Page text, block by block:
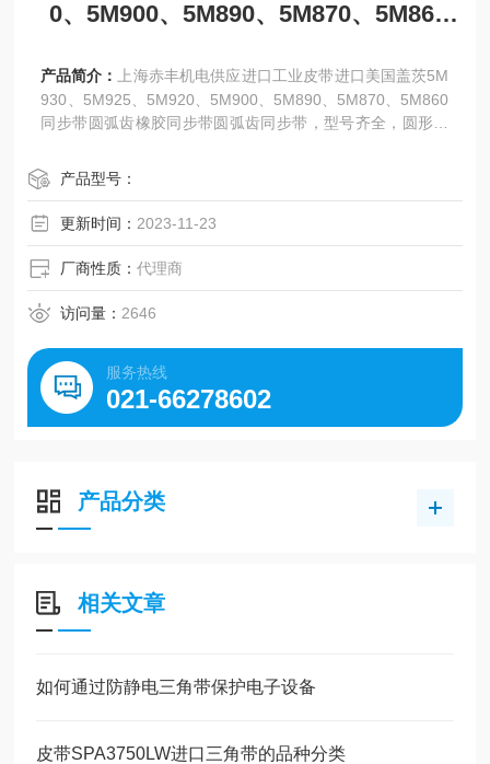
0、5M900、5M890、5M870、5M860
产品简介：
上海赤丰机电供应进口工业皮带进口美国盖茨5M
930、5M925、5M920、5M900、5M890、5M870、5M860
同步带圆弧齿橡胶同步带圆弧齿同步带，型号齐全，圆形齿
产品型号：
更新时间： 2023-11-23
厂商性质：代理商
访问量： 2646
服务热线
021-66278602
产品分类
相关文章
如何通过防静电三角带保护电子设备
皮带SPA3750LW进口三角带的品种分类